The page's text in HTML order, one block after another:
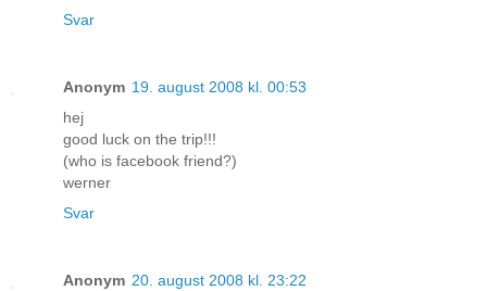
Svar
Anonym 19. august 2008 kl. 00:53
hej
good luck on the trip!!!
(who is facebook friend?)
werner
Svar
Anonym 20. august 2008 kl. 23:22